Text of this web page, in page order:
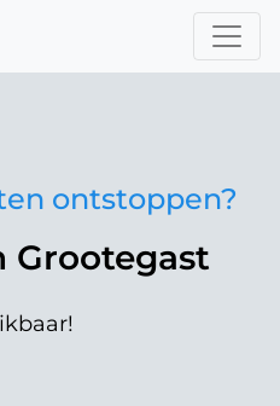
ontstoppen?
Grootegast